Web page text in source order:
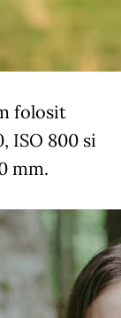
folosit
ISO 800 si
mm.